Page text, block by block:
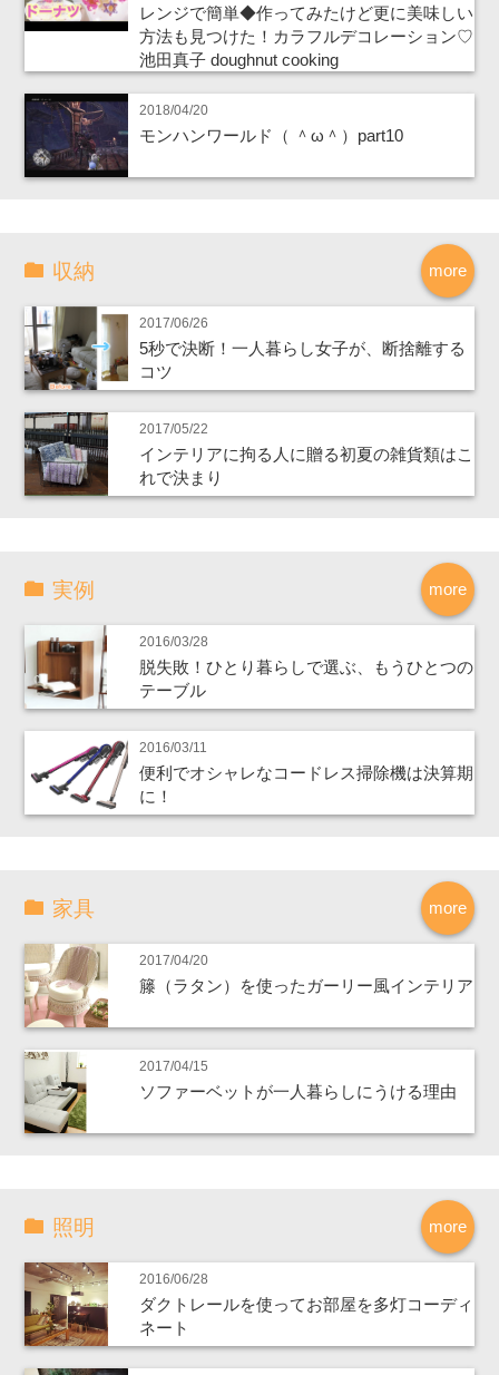
レンジで簡単◆作ってみたけど更に美味しい
方法も見つけた！カラフルデコレーション♡
池田真子 doughnut cooking
2018/04/20
モンハンワールド（ ＾ω＾）part10
more
収納
2017/06/26
5秒で決断！一人暮らし女子が、断捨離する
コツ
2017/05/22
インテリアに拘る人に贈る初夏の雑貨類はこ
れで決まり
more
実例
2016/03/28
脱失敗！ひとり暮らしで選ぶ、もうひとつの
テーブル
2016/03/11
便利でオシャレなコードレス掃除機は決算期
に！
more
家具
2017/04/20
籐（ラタン）を使ったガーリー風インテリア
2017/04/15
ソファーベットが一人暮らしにうける理由
more
照明
2016/06/28
ダクトレールを使ってお部屋を多灯コーディ
ネート